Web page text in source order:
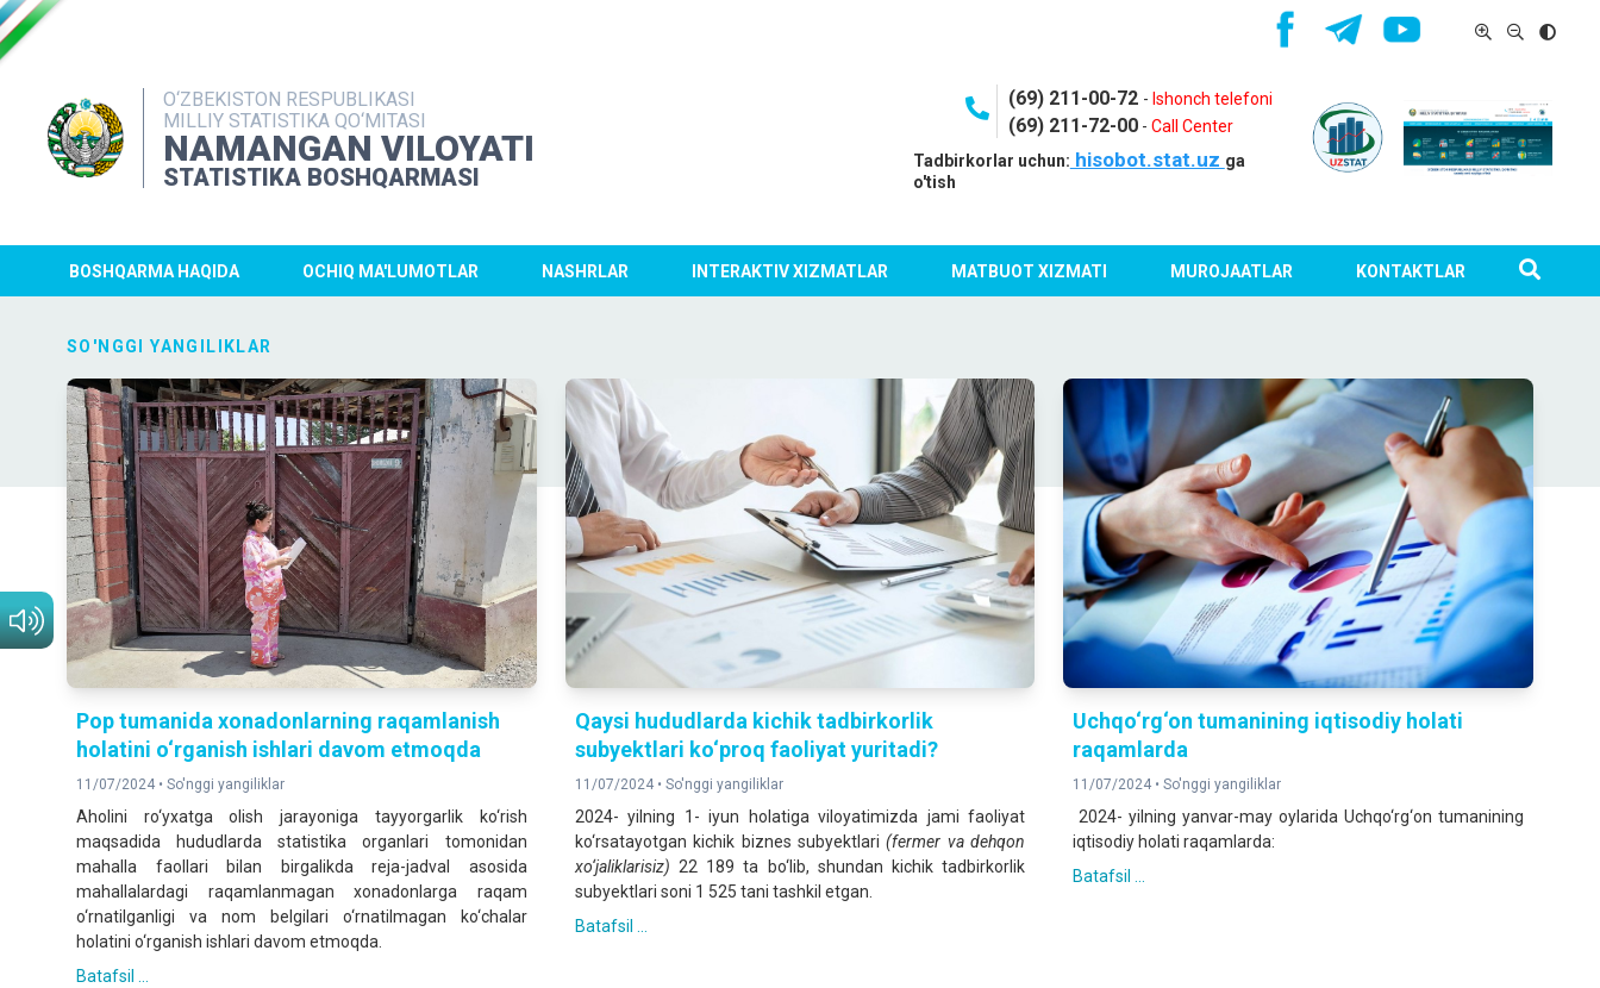
O‘ZBEKISTON RESPUBLIKASI
MILLIY STATISTIKA QO‘MITASI
NAMANGAN VILOYATI
STATISTIKA BOSHQARMASI
(69) 211-00-72 - Ishonch telefoni
(69) 211-72-00- Call Center
Tadbirkorlar uchun: hisobot.stat.uz ga
o'tish
BOSHQARMA HAQIDA OCHIQ MA'LUMOTLAR NASHRLAR INTERAKTIV XIZMATLAR MATBUOT XIZMATI MUROJAATLAR KONTAKTLAR
SO'NGGI YANGILIKLAR
Pop tumanida хonadonlarning raqamlanish
holatini o‘rganish ishlari davom etmoqda
11/07/2024 • So'nggi yangiliklar
Aholini ro‘yxatga olish jarayoniga tayyorgarlik ko‘rish
maqsadida hududlarda statistika organlari tomonidan
mahalla faollari bilan birgalikda reja-jadval asosida
mahallalardagi raqamlanmagan xonadonlarga raqam
o‘rnatilganligi va nom belgilari o‘rnatilmagan ko‘chalar
holatini o‘rganish ishlari davom etmoqda.
Batafsil ...
Qaysi hududlarda kichik tadbirkorlik
subyektlari ko‘proq faoliyat yuritadi?
11/07/2024 • So'nggi yangiliklar
2024- yilning 1- iyun holatiga viloyatimizda jami faoliyat
ko‘rsatayotgan kichik biznes subyektlari(fermer va dehqon
xo‘jaliklarisiz) 22 189 ta bo‘lib, shundan kichik tadbirkorlik
subyektlari soni 1 525 tani tashkil etgan.
Batafsil ...
Uchqo‘rg‘on tumanining iqtisodiy holati
raqamlarda
11/07/2024 •So'nggi yangiliklar
2024- yilning yanvar-may oylarida Uchqo‘rg‘on tumanining
iqtisodiy holati raqamlarda:
Batafsil ...